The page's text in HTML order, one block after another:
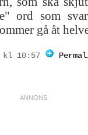
ord som
gå åt
kl 10:57